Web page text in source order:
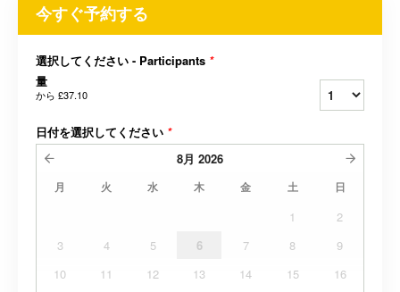
今すぐ予約する
選択してください - Participants *
量
から £37.10
日付を選択してください *
8月 2026
月 火 水 木 金 土 日
1
2
3
4 5 6 7 8
9
10
11 12 13 14 15
16